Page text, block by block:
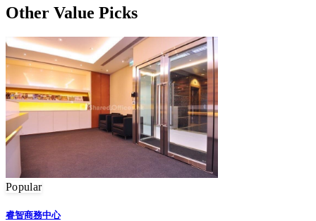
Other Value Picks
Popular
睿智商務中心